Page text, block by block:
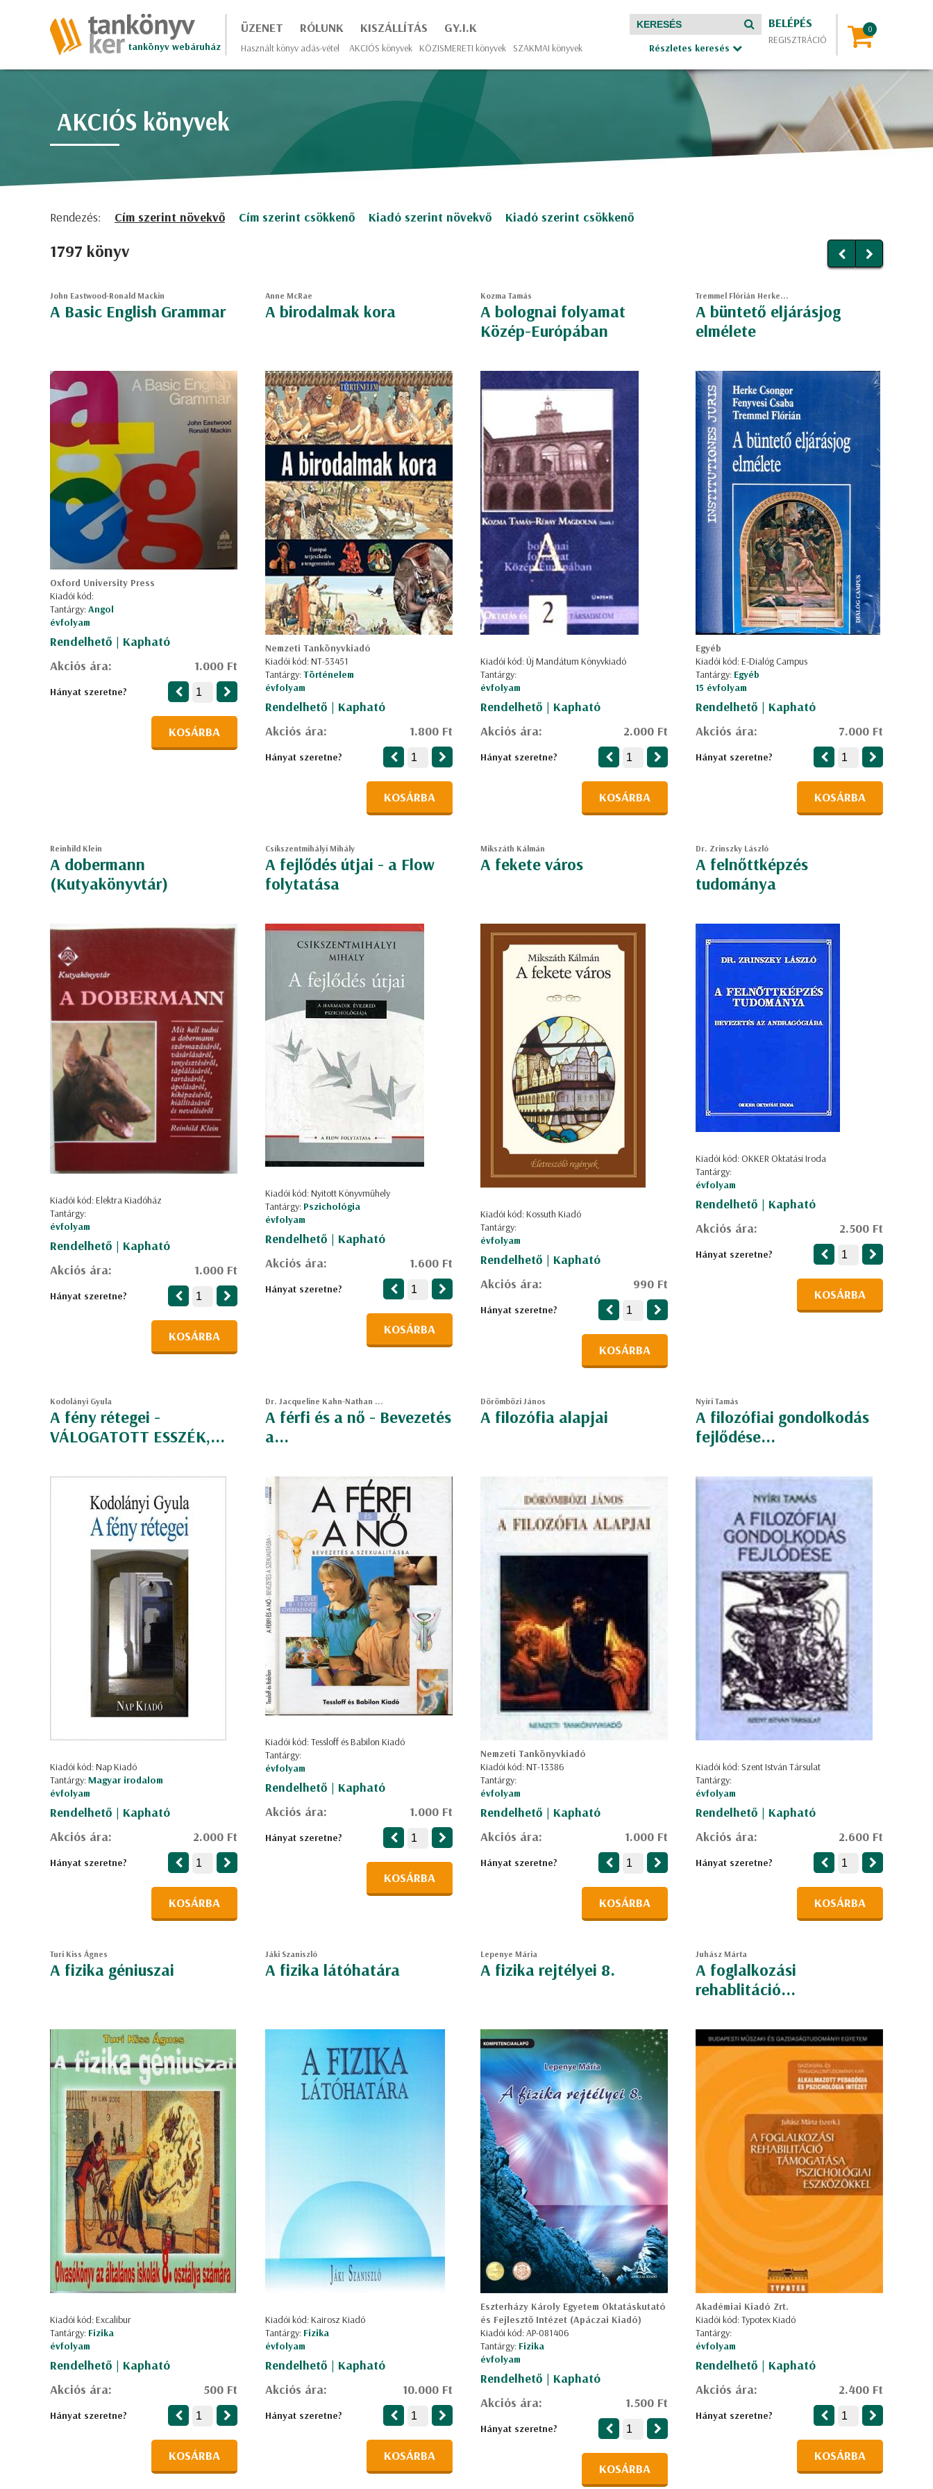
tankönyv webáruház
ÜZENET RÓLUNK KISZÁLLÍTÁS GY.I.K
Használt könyv adás-vétel AKCIÓS könyvek KÖZISMERETI könyvek SZAKMAI könyvek Részletes keresés
BELÉPÉS
REGISZTRÁCIÓ
AKCIÓS könyvek
Rendezés: Cím szerint növekvő Cím szerint csökkenő Kiadó szerint növekvő Kiadó szerint csökkenő
1797 könyv
John Eastwood-Ronald Mackin
A Basic English Grammar
Oxford University Press
Kiadói kód:
Tantárgy:Angol
évfolyam
Rendelhető | Kapható
Akciós ára:
1.000 Ft
Hányat szeretne?
KOSÁRBA
Anne McRae
A birodalmak kora
Nemzeti Tankönyvkiadó
Kiadói kód: NT-53451
Tantárgy:Történelem
évfolyam
Rendelhető | Kapható
Akciós ára:
1.800 Ft
Hányat szeretne?
KOSÁRBA
Kozma Tamás
A bolognai folyamat
Közép-Európában
Kiadói kód: Új Mandátum Könyvkiadó
Tantárgy:
évfolyam
Rendelhető | Kapható
Akciós ára:
2.000 Ft
Hányat szeretne?
KOSÁRBA
Tremmel Flórián Herke...
A büntető eljárásjog
elmélete
Egyéb
Kiadói kód: E-Dialóg Campus
Tantárgy: Egyéb
15 évfolyam
Rendelhető | Kapható
Akciós ára:
7.000 Ft
Hányat szeretne?
KOSÁRBA
Reinhild Klein
A dobermann
(Kutyakönyvtár)
Kiadói kód: Elektra Kiadóház
Tantárgy:
évfolyam
Rendelhető | Kapható
Akciós ára:
1.000 Ft
Hányat szeretne?
KOSÁRBA
Csíkszentmihályi Mihály
A fejlődés útjai - a Flow
folytatása
Kiadói kód: Nyitott Könyvműhely
Tantárgy: Pszichológia
évfolyam
Rendelhető | Kapható
Akciós ára:
1.600 Ft
Hányat szeretne?
KOSÁRBA
Mikszáth Kálmán
A fekete város
Kiadói kód: Kossuth Kiadó
Tantárgy:
évfolyam
Rendelhető | Kapható
Akciós ára:
990 Ft
Hányat szeretne?
KOSÁRBA
Dr. Zrinszky László
A felnőttképzés
tudománya
Kiadói kód: OKKER Oktatási Iroda
Tantárgy:
évfolyam
Rendelhető | Kapható
Akciós ára:
2.500 Ft
Hányat szeretne?
KOSÁRBA
Kodolányi Gyula
A fény rétegei -
VÁLOGATOTT ESSZÉK,...
Kiadói kód: Nap Kiadó
Tantárgy:Magyar irodalom
évfolyam
Rendelhető | Kapható
Akciós ára:
2.000 Ft
Hányat szeretne?
KOSÁRBA
Dr. Jacqueline Kahn-Nathan ...
A férfi és a nő - Bevezetés
a...
Kiadói kód: Tessloff és Babilon Kiadó
Tantárgy:
évfolyam
Rendelhető | Kapható
Akciós ára:
1.000 Ft
Hányat szeretne?
KOSÁRBA
Dörömbözi János
A filozófia alapjai
Nemzeti Tankönyvkiadó
Kiadói kód: NT-13386
Tantárgy:
évfolyam
Rendelhető | Kapható
Akciós ára:
1.000 Ft
Hányat szeretne?
KOSÁRBA
Nyíri Tamás
A filozófiai gondolkodás
fejlődése...
Kiadói kód: Szent István Társulat
Tantárgy:
évfolyam
Rendelhető | Kapható
Akciós ára:
2.600 Ft
Hányat szeretne?
KOSÁRBA
Turi Kiss Ágnes
A ​fizika géniuszai
Kiadói kód: Excalibur
Tantárgy: Fizika
évfolyam
Rendelhető | Kapható
Akciós ára:
500 Ft
Hányat szeretne?
KOSÁRBA
Jáki Szaniszló
A fizika látóhatára
Kiadói kód: Kairosz Kiadó
Tantárgy: Fizika
évfolyam
Rendelhető | Kapható
Akciós ára:
10.000 Ft
Hányat szeretne?
KOSÁRBA
Lepenye Mária
A fizika rejtélyei 8.
Eszterházy Károly Egyetem Oktatáskutató
és Fejlesztő Intézet (Apáczai Kiadó)
Kiadói kód: AP-081406
Tantárgy: Fizika
évfolyam
Rendelhető | Kapható
Akciós ára:
1.500 Ft
Hányat szeretne?
KOSÁRBA
Juhász Márta
A foglalkozási
rehablitáció...
Akadémiai Kiadó Zrt.
Kiadói kód: Typotex Kiadó
Tantárgy:
évfolyam
Rendelhető | Kapható
Akciós ára:
2.400 Ft
Hányat szeretne?
KOSÁRBA